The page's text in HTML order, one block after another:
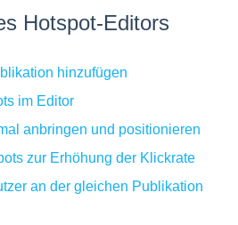
Hotspot-Editors
hinzufügen
im Editor
anbringen und positionieren
zur Erhöhung der Klickrate
an der gleichen Publikation